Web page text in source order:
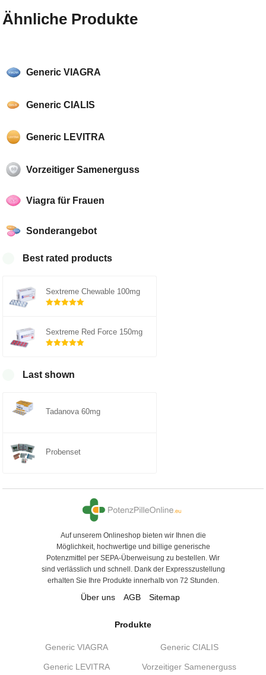
Generic VIAGRA
Generic CIALIS
Generic LEVITRA
Vorzeitiger Samenerguss
Viagra für Frauen
Sonderangebot
Best rated products
Sextreme Chewable 100mg
5
Sextreme Red Force 150mg
Last shown
Tadanova 60mg
Probenset
Ähnliche Produkte
Auf unserem Onlineshop bieten wir Ihnen die
Möglichkeit, hochwertige und billige generische
Potenzmittel per SEPA-Überweisung zu bestellen. Wir
sind verlässlich und schnell. Dank der Expresszustellung
erhalten Sie Ihre Produkte innerhalb von 72 Stunden.
Über uns AGB Sitemap
Produkte
Generic VIAGRA Generic CIALIS
Generic LEVITRA Vorzeitiger Samenerguss